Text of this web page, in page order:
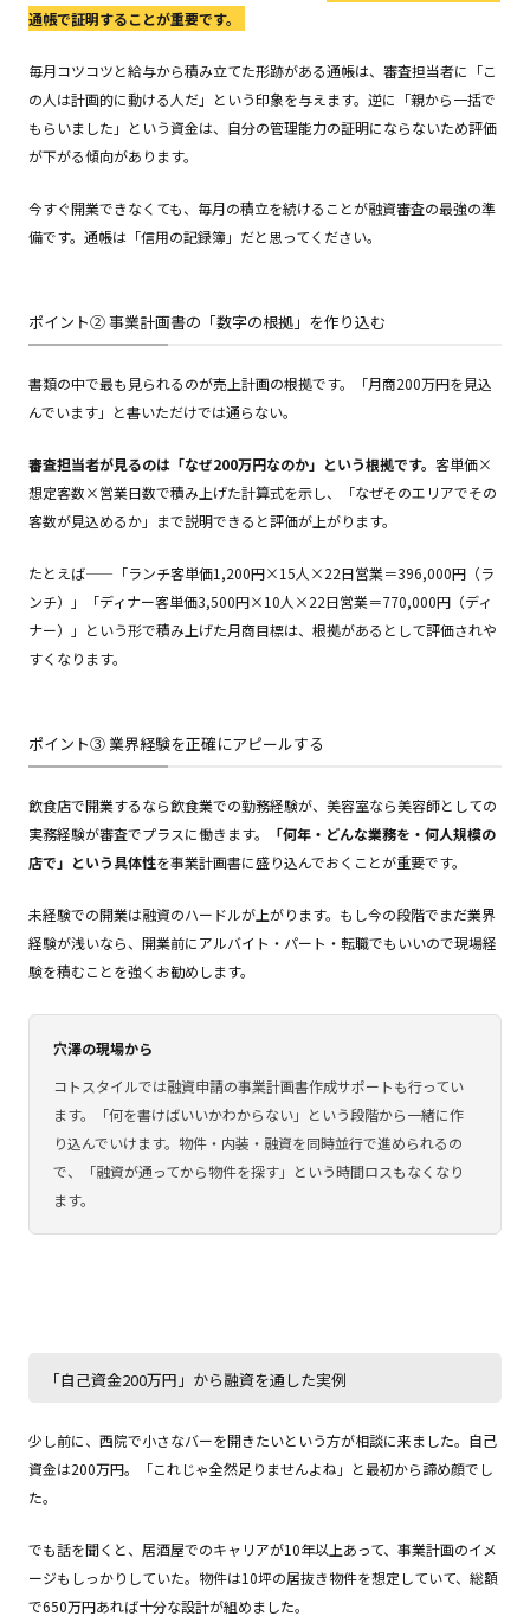
通帳で証明することが重要です。
毎月コツコツと給与から積み立てた形跡がある通帳は、審査担当者に「こ
の人は計画的に動ける人だ」という印象を与えます。逆に「親から一括で
もらいました」という資金は、自分の管理能力の証明にならないため評価
が下がる傾向があります。
今すぐ開業できなくても、毎月の積立を続けることが融資審査の最強の準
備です。通帳は「信用の記録簿」だと思ってください。
ポイント② 事業計画書の「数字の根拠」を作り込む
書類の中で最も見られるのが売上計画の根拠です。「月商200万円を見込
んでいます」と書いただけでは通らない。
審査担当者が見るのは「なぜ200万円なのか」という根拠です。 客単価×
想定客数×営業日数で積み上げた計算式を示し、「なぜそのエリアでその
客数が見込めるか」まで説明できると評価が上がります。
たとえば——「ランチ客単価1,200円×15人×22日営業＝396,000円（ラ
ンチ）」「ディナー客単価3,500円×10人×22日営業＝770,000円（ディ
ナー）」という形で積み上げた月商目標は、根拠があるとして評価されや
すくなります。
ポイント③ 業界経験を正確にアピールする
飲食店で開業するなら飲食業での勤務経験が、美容室なら美容師としての
実務経験が審査でプラスに働きます。
「何年・どんな業務を・何人規模の
店で」という具体性を事業計画書に盛り込んでおくことが重要です。
未経験での開業は融資のハードルが上がります。もし今の段階でまだ業界
経験が浅いなら、開業前にアルバイト・パート・転職でもいいので現場経
験を積むことを強くお勧めします。
穴澤の現場から
コトスタイルでは融資申請の事業計画書作成サポートも行ってい
ます。「何を書けばいいかわからない」という段階から一緒に作
り込んでいけます。物件・内装・融資を同時並行で進められるの
で、「融資が通ってから物件を探す」という時間ロスもなくなり
ます。
「自己資金200万円」から融資を通した実例
少し前に、西院で小さなバーを開きたいという方が相談に来ました。自己
資金は200万円。「これじゃ全然足りませんよね」と最初から諦め顔でし
た。
でも話を聞くと、居酒屋でのキャリアが10年以上あって、事業計画のイメ
ージもしっかりしていた。物件は10坪の居抜き物件を想定していて、総額
で650万円あれば十分な設計が組めました。